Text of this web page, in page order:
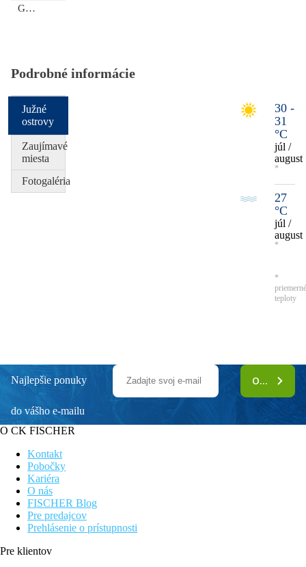
Gili Meno
Podrobné informácie
30 -
31
°C
júl /
august
*
27
°C
júl /
august
*
*
teploty
Južné
ostrovy
Zaujímavé
miesta
Fotogaléria
Najlepšie ponuky
do vášho e-mailu
ODOBERAŤ
O CK FISCHER
Kontakt
Pobočky
Kariéra
O nás
FISCHER Blog
Pre predajcov
Prehlásenie o prístupnosti
Pre klientov